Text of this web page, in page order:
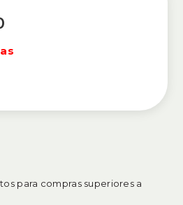
para compras superiores a